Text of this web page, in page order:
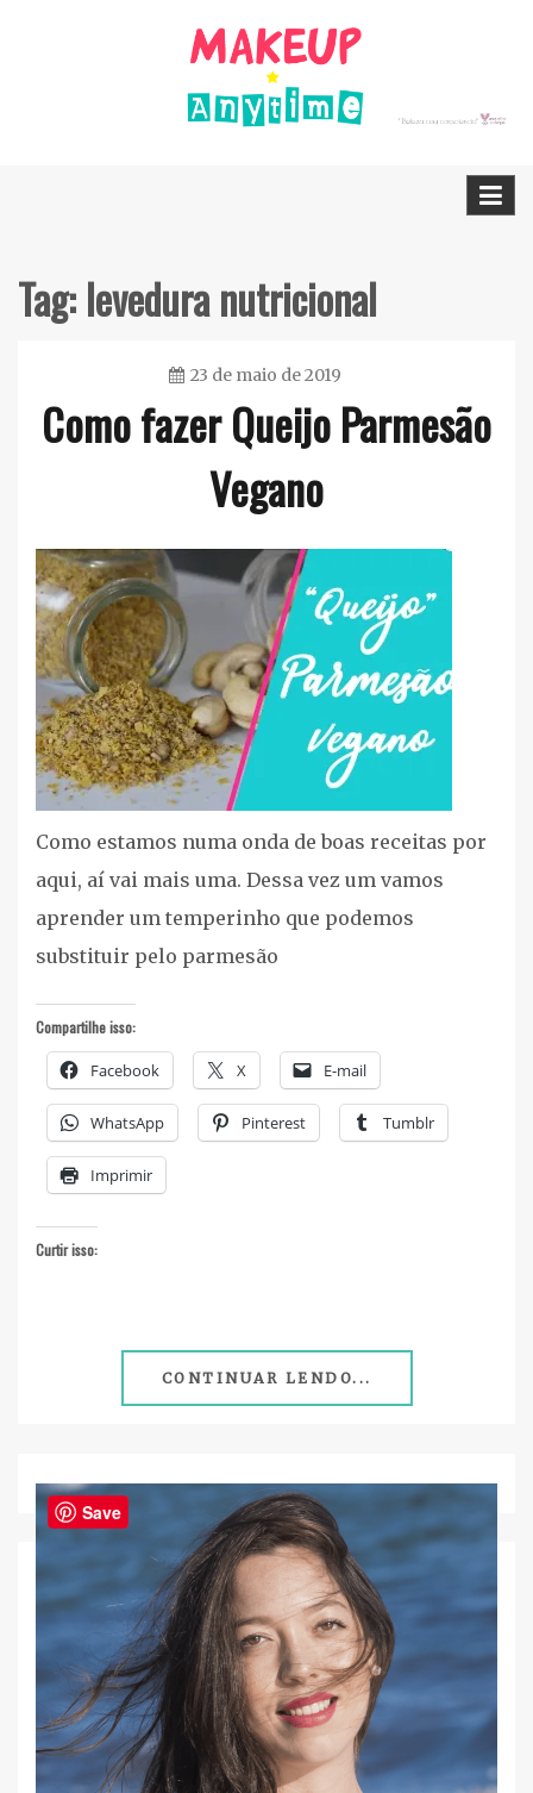
Tag:levedura nutricional
23 de maio de 2019
Sena
Como fazer Queijo Parmesão
Vegano
Vídeos
Youtube
Como estamos numa onda de boas receitas por
aqui, aí vai mais uma. Dessa vez um vamos
aprender um temperinho que podemos
substituir pelo parmesão
Compartilhe isso:
Facebook X E-mail
WhatsApp Pinterest Tumblr
Imprimir
Curtir isso:
CONTINUAR LENDO...
Save